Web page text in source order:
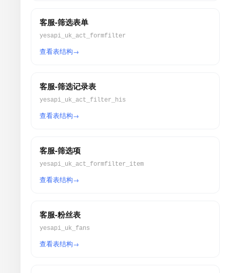
客服-筛选表单
yesapi_uk_act_formfilter
查看表结构
客服-筛选记录表
yesapi_uk_act_filter_his
查看表结构
客服-筛选项
yesapi_uk_act_formfilter_item
查看表结构
客服-粉丝表
yesapi_uk_fans
查看表结构